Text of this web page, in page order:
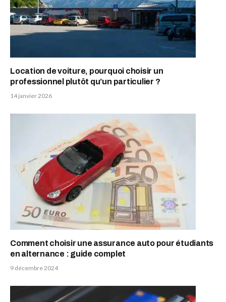
Location de voiture, pourquoi choisir un
professionnel plutôt qu’un particulier ?
14 janvier 2026
Comment choisir une assurance auto pour étudiants
en alternance : guide complet
9 décembre 2024